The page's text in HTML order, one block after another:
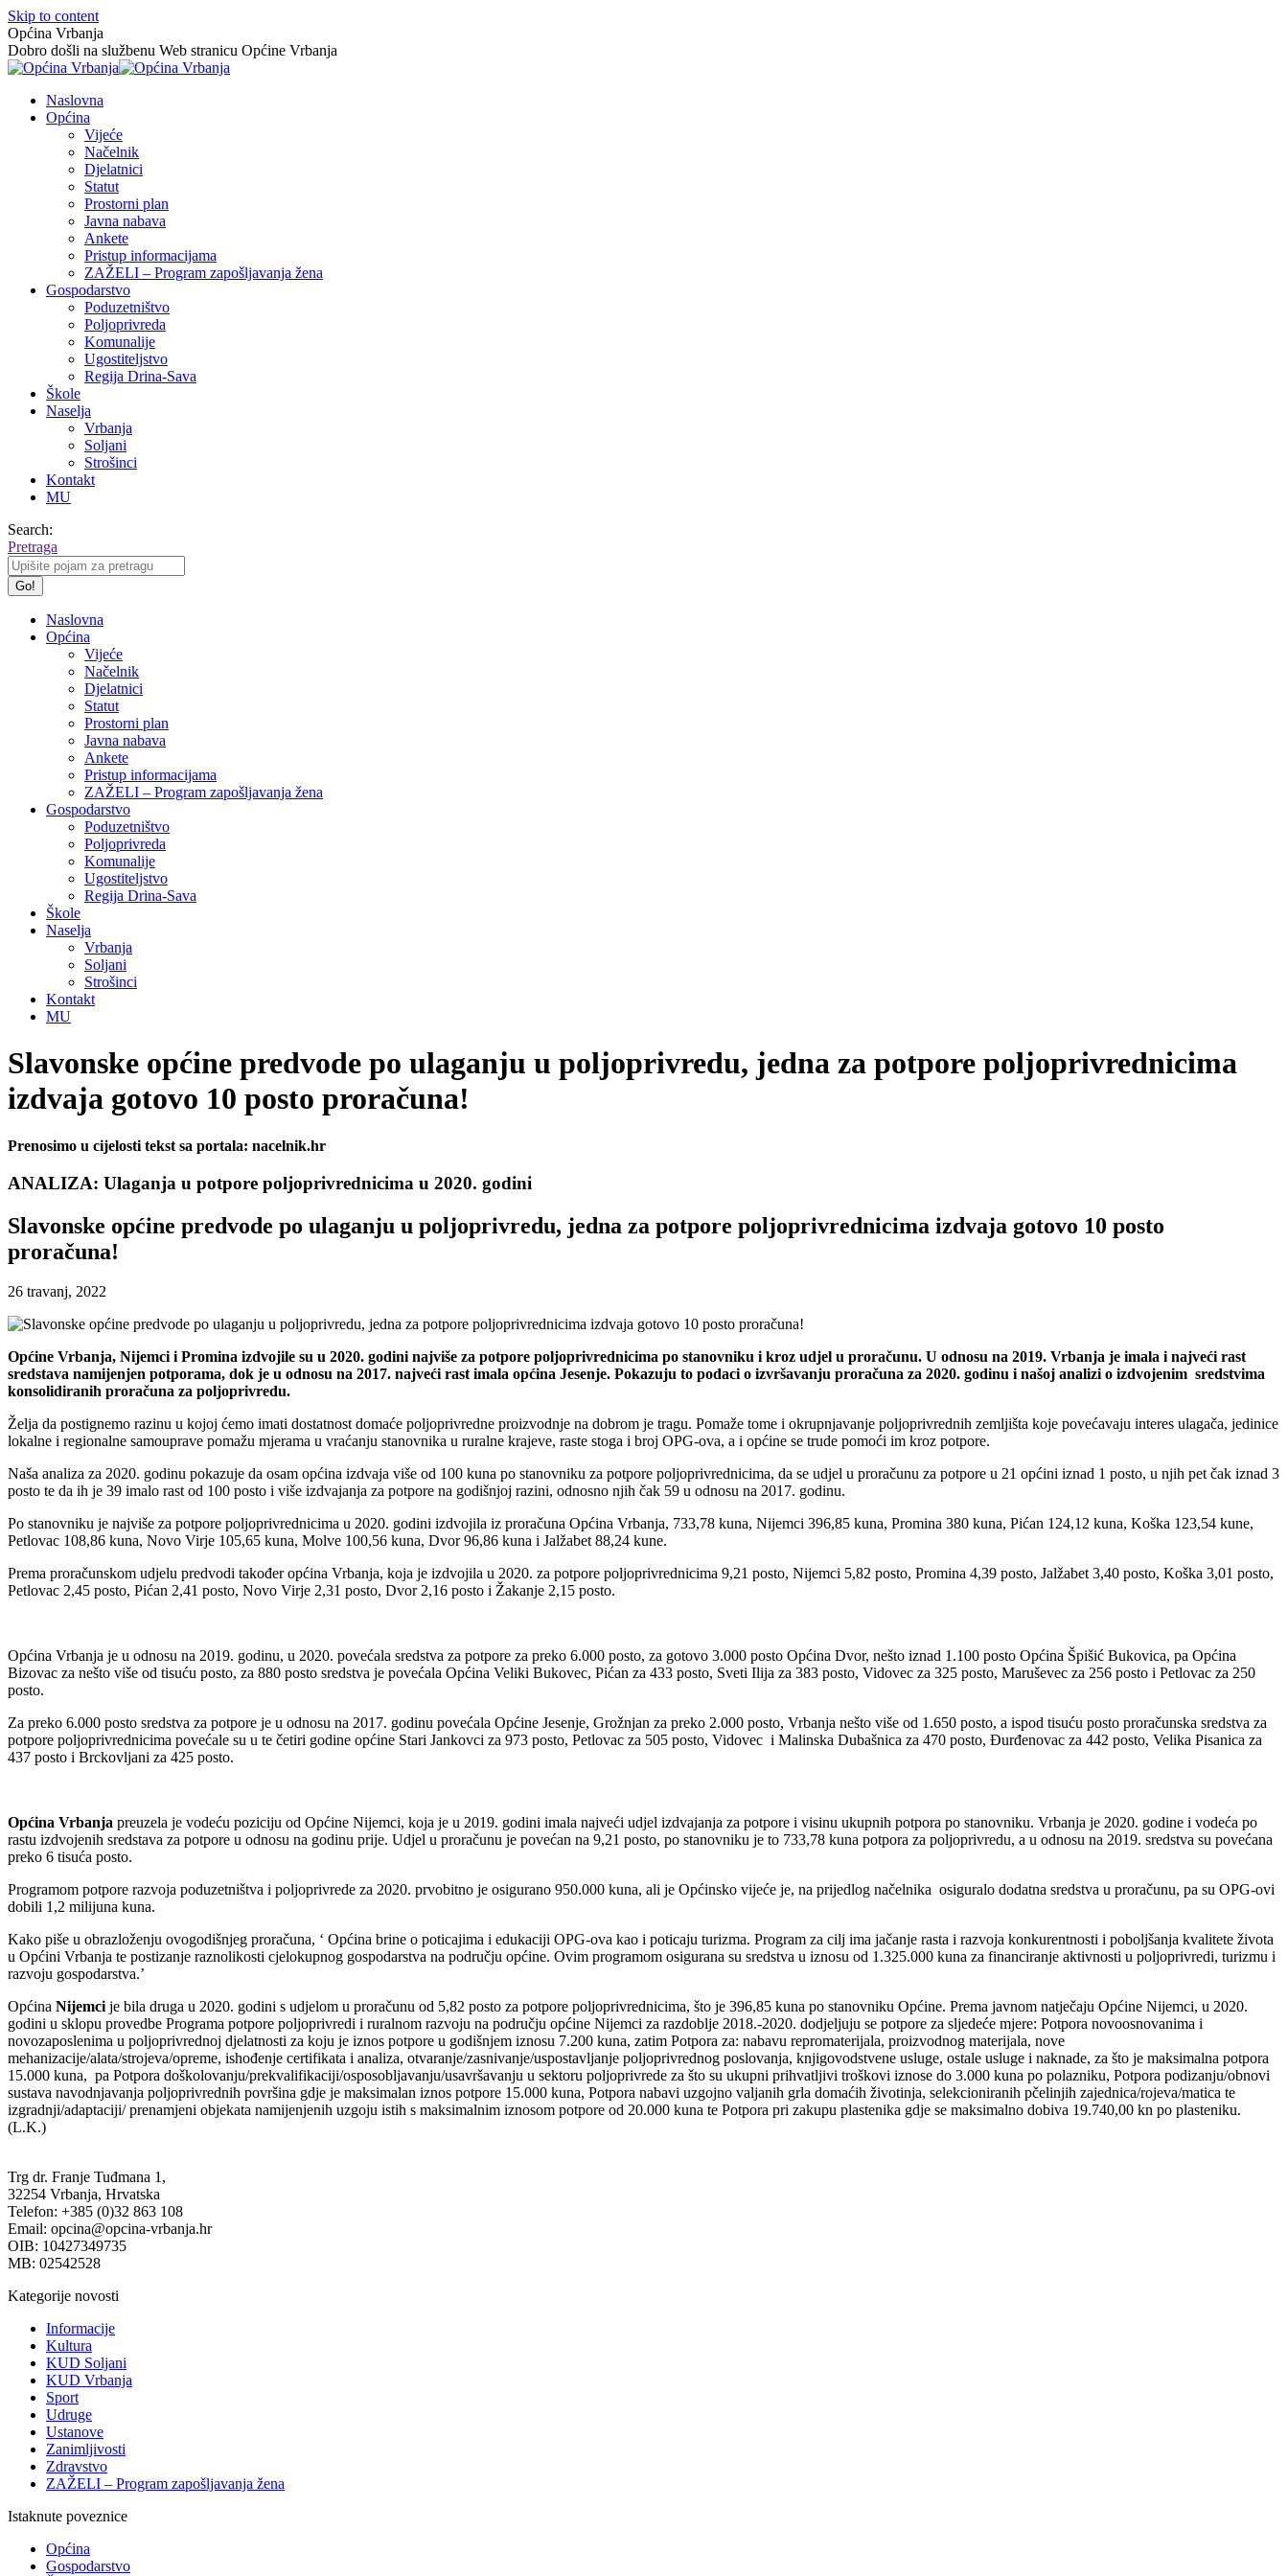
Skip to content
Općina Vrbanja
Dobro došli na službenu Web stranicu Općine Vrbanja
Naslovna
Općina
Vijeće
Načelnik
Djelatnici
Statut
Prostorni plan
Javna nabava
Ankete
Pristup informacijama
ZAŽELI – Program zapošljavanja žena
Gospodarstvo
Poduzetništvo
Poljoprivreda
Komunalije
Ugostiteljstvo
Regija Drina-Sava
Škole
Naselja
Vrbanja
Soljani
Strošinci
Kontakt
MU
Search:
Pretraga
Naslovna
Općina
Vijeće
Načelnik
Djelatnici
Statut
Prostorni plan
Javna nabava
Ankete
Pristup informacijama
ZAŽELI – Program zapošljavanja žena
Gospodarstvo
Poduzetništvo
Poljoprivreda
Komunalije
Ugostiteljstvo
Regija Drina-Sava
Škole
Naselja
Vrbanja
Soljani
Strošinci
Kontakt
MU
Slavonske općine predvode po ulaganju u poljoprivredu, jedna za potpore poljoprivrednicima
izdvaja gotovo 10 posto proračuna!
Prenosimo u cijelosti tekst sa portala: nacelnik.hr
ANALIZA: Ulaganja u potpore poljoprivrednicima u 2020. godini
Slavonske općine predvode po ulaganju u poljoprivredu, jedna za potpore poljoprivrednicima izdvaja gotovo 10 posto
proračuna!
26 travanj, 2022
Općine Vrbanja, Nijemci i Promina izdvojile su u 2020. godini najviše za potpore poljoprivrednicima po stanovniku i kroz udjel u proračunu. U odnosu na 2019. Vrbanja je imala i najveći rast
sredstava namijenjen potporama, dok je u odnosu na 2017. najveći rast imala općina Jesenje. Pokazuju to podaci o izvršavanju proračuna za 2020. godinu i našoj analizi o izdvojenim sredstvima
konsolidiranih proračuna za poljoprivredu.
Želja da postignemo razinu u kojoj ćemo imati dostatnost domaće poljoprivredne proizvodnje na dobrom je tragu. Pomaže tome i okrupnjavanje poljoprivrednih zemljišta koje povećavaju interes ulagača, jedinice
lokalne i regionalne samouprave pomažu mjerama u vraćanju stanovnika u ruralne krajeve, raste stoga i broj OPG-ova, a i općine se trude pomoći im kroz potpore.
Naša analiza za 2020. godinu pokazuje da osam općina izdvaja više od 100 kuna po stanovniku za potpore poljoprivrednicima, da se udjel u proračunu za potpore u 21 općini iznad 1 posto, u njih pet čak iznad 3
posto te da ih je 39 imalo rast od 100 posto i više izdvajanja za potpore na godišnjoj razini, odnosno njih čak 59 u odnosu na 2017. godinu.
Po stanovniku je najviše za potpore poljoprivrednicima u 2020. godini izdvojila iz proračuna Općina Vrbanja, 733,78 kuna, Nijemci 396,85 kuna, Promina 380 kuna, Pićan 124,12 kuna, Koška 123,54 kune,
Petlovac 108,86 kuna, Novo Virje 105,65 kuna, Molve 100,56 kuna, Dvor 96,86 kuna i Jalžabet 88,24 kune.
Prema proračunskom udjelu predvodi također općina Vrbanja, koja je izdvojila u 2020. za potpore poljoprivrednicima 9,21 posto, Nijemci 5,82 posto, Promina 4,39 posto, Jalžabet 3,40 posto, Koška 3,01 posto,
Petlovac 2,45 posto, Pićan 2,41 posto, Novo Virje 2,31 posto, Dvor 2,16 posto i Žakanje 2,15 posto.
Općina Vrbanja je u odnosu na 2019. godinu, u 2020. povećala sredstva za potpore za preko 6.000 posto, za gotovo 3.000 posto Općina Dvor, nešto iznad 1.100 posto Općina Špišić Bukovica, pa Općina
Bizovac za nešto više od tisuću posto, za 880 posto sredstva je povećala Općina Veliki Bukovec, Pićan za 433 posto, Sveti Ilija za 383 posto, Vidovec za 325 posto, Maruševec za 256 posto i Petlovac za 250
posto.
Za preko 6.000 posto sredstva za potpore je u odnosu na 2017. godinu povećala Općine Jesenje, Grožnjan za preko 2.000 posto, Vrbanja nešto više od 1.650 posto, a ispod tisuću posto proračunska sredstva za
potpore poljoprivrednicima povećale su u te četiri godine općine Stari Jankovci za 973 posto, Petlovac za 505 posto, Vidovec i Malinska Dubašnica za 470 posto, Đurđenovac za 442 posto, Velika Pisanica za
437 posto i Brckovljani za 425 posto.
Općina Vrbanja preuzela je vodeću poziciju od Općine Nijemci, koja je u 2019. godini imala najveći udjel izdvajanja za potpore i visinu ukupnih potpora po stanovniku. Vrbanja je 2020. godine i vodeća po
rastu izdvojenih sredstava za potpore u odnosu na godinu prije. Udjel u proračunu je povećan na 9,21 posto, po stanovniku je to 733,78 kuna potpora za poljoprivredu, a u odnosu na 2019. sredstva su povećana
preko 6 tisuća posto.
Programom potpore razvoja poduzetništva i poljoprivrede za 2020. prvobitno je osigurano 950.000 kuna, ali je Općinsko vijeće je, na prijedlog načelnika osiguralo dodatna sredstva u proračunu, pa su OPG-ovi
dobili 1,2 milijuna kuna.
Kako piše u obrazloženju ovogodišnjeg proračuna, ‘ Općina brine o poticajima i edukaciji OPG-ova kao i poticaju turizma. Program za cilj ima jačanje rasta i razvoja konkurentnosti i poboljšanja kvalitete života
u Općini Vrbanja te postizanje raznolikosti cjelokupnog gospodarstva na području općine. Ovim programom osigurana su sredstva u iznosu od 1.325.000 kuna za financiranje aktivnosti u poljoprivredi, turizmu i
razvoju gospodarstva.’
Općina Nijemcije bila druga u 2020. godini s udjelom u proračunu od 5,82 posto za potpore poljoprivrednicima, što je 396,85 kuna po stanovniku Općine. Prema javnom natječaju Općine Nijemci, u 2020.
godini u sklopu provedbe Programa potpore poljoprivredi i ruralnom razvoju na području općine Nijemci za razdoblje 2018.-2020. dodjeljuju se potpore za sljedeće mjere: Potpora novoosnovanima i
novozaposlenima u poljoprivrednoj djelatnosti za koju je iznos potpore u godišnjem iznosu 7.200 kuna, zatim Potpora za: nabavu repromaterijala, proizvodnog materijala, nove
mehanizacije/alata/strojeva/opreme, ishođenje certifikata i analiza, otvaranje/zasnivanje/uspostavljanje poljoprivrednog poslovanja, knjigovodstvene usluge, ostale usluge i naknade, za što je maksimalna potpora
15.000 kuna, pa Potpora doškolovanju/prekvalifikaciji/osposobljavanju/usavršavanju u sektoru poljoprivrede za što su ukupni prihvatljivi troškovi iznose do 3.000 kuna po polazniku, Potpora podizanju/obnovi
sustava navodnjavanja poljoprivrednih površina gdje je maksimalan iznos potpore 15.000 kuna, Potpora nabavi uzgojno valjanih grla domaćih životinja, selekcioniranih pčelinjih zajednica/rojeva/matica te
izgradnji/adaptaciji/ prenamjeni objekata namijenjenih uzgoju istih s maksimalnim iznosom potpore od 20.000 kuna te Potpora pri zakupu plastenika gdje se maksimalno dobiva 19.740,00 kn po plasteniku.
(L.K.)
Trg dr. Franje Tuđmana 1,
32254 Vrbanja, Hrvatska
Telefon: +385 (0)32 863 108
Email: opcina@opcina-vrbanja.hr
OIB: 10427349735
MB: 02542528
Kategorije novosti
Informacije
Kultura
KUD Soljani
KUD Vrbanja
Sport
Udruge
Ustanove
Zanimljivosti
Zdravstvo
ZAŽELI – Program zapošljavanja žena
Istaknute poveznice
Općina
Gospodarstvo